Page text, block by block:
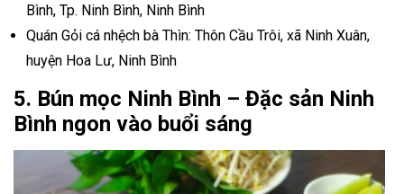
Bình, Tp. Ninh Bình, Ninh Bình
Quán Gỏi cá nhệch bà Thìn: Thôn Cầu Trôi, xã Ninh Xuân,
huyện Hoa Lư, Ninh Bình
5. Bún mọc Ninh Bình – Đặc sản Ninh
Bình ngon vào buổi sáng